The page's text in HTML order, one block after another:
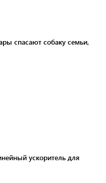
спасают собаку семьи,
ускоритель для